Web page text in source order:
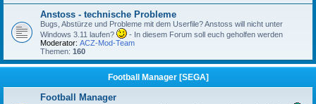
Anstoss - technische Probleme
Bugs, Abstürze und Probleme mit dem Userfile? Anstoss will nicht unter
Windows 3.11 laufen?
- In diesem Forum soll euch geholfen werden
Moderator: ACZ-Mod-Team
Themen: 160
Football Manager [SEGA]
Football Manager